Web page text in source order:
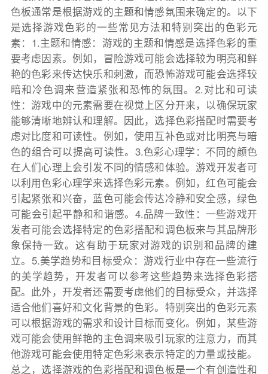
色板通常是根据游戏的主题和情感氛围来确定的。以下
是选择游戏色彩的一些常见方法和特别突出的色彩元
素：1.主题和情感：游戏的主题和情感是选择色彩的重
要考虑因素。例如，冒险游戏可能会选择较为明亮和鲜
艳的色彩来传达快乐和刺激，而恐怖游戏可能会选择较
暗和冷色调来营造紧张和恐怖的氛围。2.对比和可读
性：游戏中的元素需要在视觉上区分开来，以确保玩家
能够清晰地辨认和理解。因此，选择色彩搭配时需要考
虑对比度和可读性。例如，使用互补色或对比明亮与暗
色的组合可以提高可读性。3.色彩心理学：不同的颜色
在人们心理上会引发不同的情感和体验。游戏开发者可
以利用色彩心理学来选择色彩元素。例如，红色可能会
引起紧张和兴奋，蓝色可能会传达冷静和安全感，绿色
可能会引起平静和和谐感。4.品牌一致性：一些游戏开
发者可能会选择特定的色彩搭配和调色板来与其品牌形
象保持一致。这有助于玩家对游戏的识别和品牌的建
立。5.美学趋势和目标受众：游戏行业中存在一些流行
的美学趋势，开发者可以参考这些趋势来选择色彩搭
配。此外，开发者还需要考虑他们的目标受众，并选择
适合他们喜好和文化背景的色彩。特别突出的色彩元素
可以根据游戏的需求和设计目标而变化。例如，某些游
戏可能会使用鲜艳的主色调来吸引玩家的注意力，而其
他游戏可能会使用特定色彩来表示特定的力量或技能。
总之，选择游戏的色彩搭配和调色板是一个有创造性和